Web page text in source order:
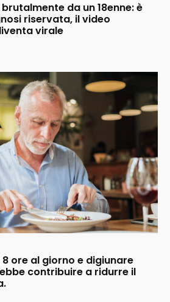
da un 18enne: è
riservata, il video
virale
ore al giorno e digiunare
contribuire a ridurre il